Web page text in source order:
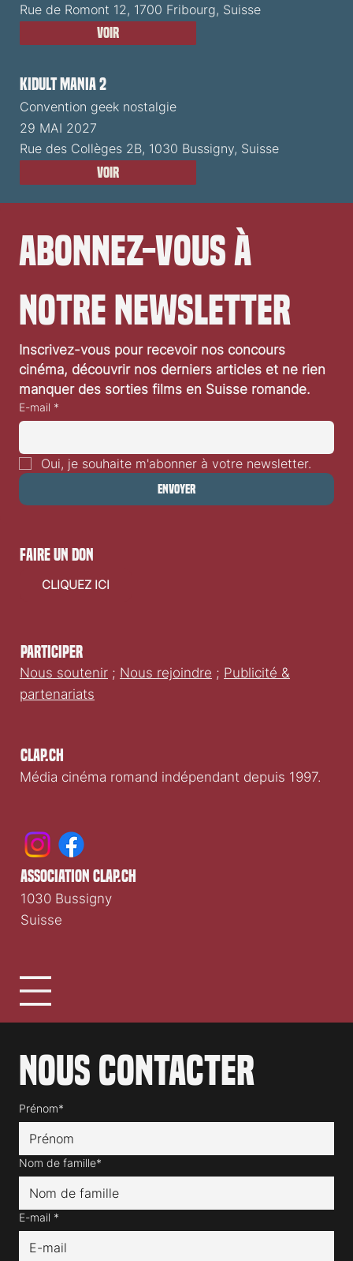
Rue de Romont 12, 1700 Fribourg, Suisse
Voir
Kidult Mania 2
Convention geek nostalgie
29 MAI 2027
Rue des Collèges 2B, 1030 Bussigny, Suisse
Voir
Abonnez-vous à
notre newsletter
Inscrivez-vous pour recevoir nos concours
cinéma, découvrir nos derniers articles et ne rien
manquer des sorties films en Suisse romande.
E-mail *
Oui, je souhaite m'abonner à votre newsletter.
Envoyer
Clap.ch
Média cinéma romand indépendant depuis 1997.
Participer
Nous soutenir ; Nous rejoindre ; Publicité &
partenariats
Nous contacter
Prénom*
Nom de famille*
E-mail *
faire un don
CLIQUEZ ICI
association clap.ch
1030 Bussigny
Suisse